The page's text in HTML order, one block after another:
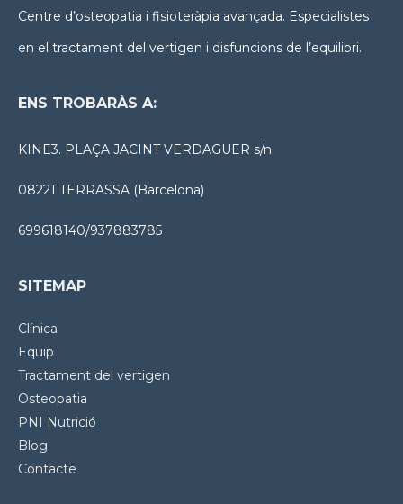
Centre d’osteopatia i fisioteràpia avançada. Especialistes
en el tractament del vertigen i disfuncions de l’equilibri.
ENS TROBARÀS A:
KINE3. PLAÇA JACINT VERDAGUER s/n
08221 TERRASSA (Barcelona)
699618140/937883785
SITEMAP
Clínica
Equip
Tractament del vertigen
Osteopatia
PNI Nutrició
Blog
Contacte